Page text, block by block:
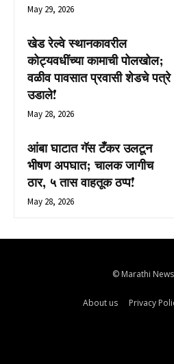
May 29, 2026
खेड रेल्वे स्थानकावरील
कोट्यवधींच्या कामाची पोलखोल;
वळीव पावसात प्रवासी शेडचे पत्रे
उडाले!
May 28, 2026
आंबा घाटात गॅस टँकर उलटून
भीषण अपघात; चालक जागीच
ठार, ५ तास वाहतूक ठप्प!
May 28, 2026
© Marathi
About us Privacy